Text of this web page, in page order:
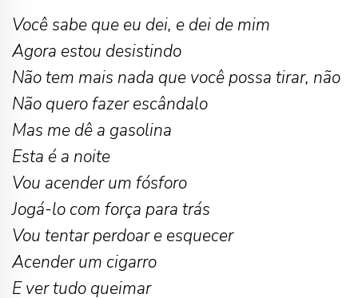
Você sabe que eu dei, e dei de mim
Agora estou desistindo
Não tem mais nada que você possa tirar, não
Não quero fazer escândalo
Mas me dê a gasolina
Esta é a noite
Vou acender um fósforo
Jogá-lo com força para trás
Vou tentar perdoar e esquecer
Acender um cigarro
E ver tudo queimar